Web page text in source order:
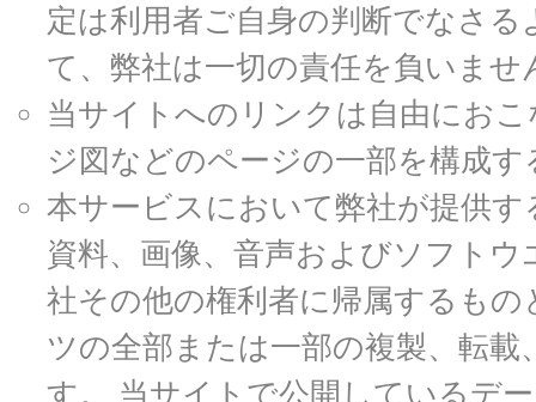
定は利用者ご自身の判断でなさ
て、弊社は一切の責任を負いませ
当サイトへのリンクは自由にお
ジ図などのページの一部を構成
本サービスにおいて弊社が提供
資料、画像、音声およびソフト
社その他の権利者に帰属するも
ツの全部または一部の複製、転
す。 当サイトで公開しているデ